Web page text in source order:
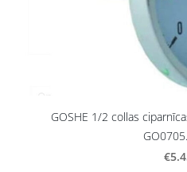
GOSHE 1/2 collas